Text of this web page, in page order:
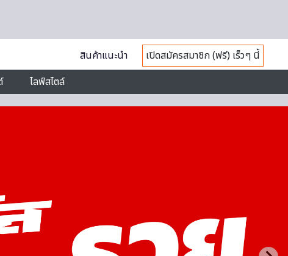
สินค้าแนะนำ
เปิดสมัครสมาชิก (ฟรี) เร็วๆ นี้
ไลฟ์สไตล์